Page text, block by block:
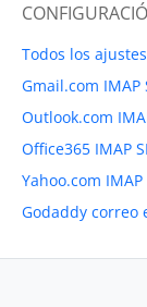
Todos los
Gmail.com IMAP
Outlook.com
Office365 IMAP
Yahoo.com IMAP
Godaddy correo